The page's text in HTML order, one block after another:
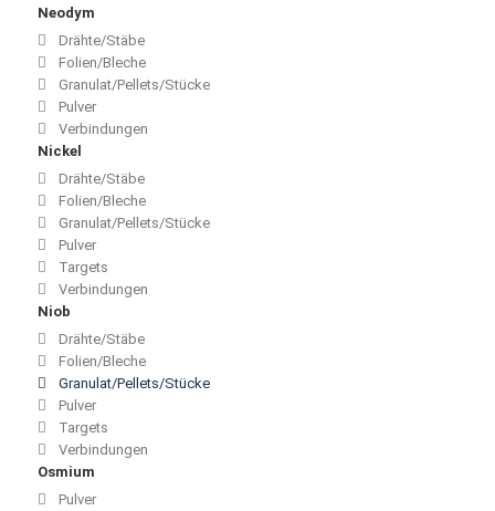
Neodym
Drähte/Stäbe
Folien/Bleche
Granulat/Pellets/Stücke
Pulver
Verbindungen
Nickel
Drähte/Stäbe
Folien/Bleche
Granulat/Pellets/Stücke
Pulver
Targets
Verbindungen
Niob
Drähte/Stäbe
Folien/Bleche
Granulat/Pellets/Stücke
Pulver
Targets
Verbindungen
Osmium
Pulver